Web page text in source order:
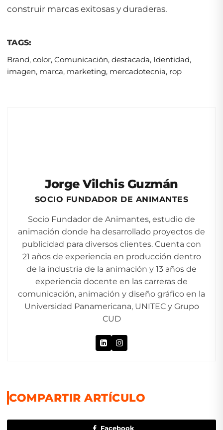
construir marcas exitosas y duraderas.
TAGS:
Brand, color, Comunicación, destacada, Identidad,
imagen, marca, marketing, mercadotecnia, rop
Jorge Vilchis Guzmán
SOCIO FUNDADOR DE ANIMANTES
Socio Fundador de Animantes, estudio de
animación donde ha desarrollado proyectos de
publicidad para diversos clientes. Cuenta con
21 años de experiencia en producción dentro
de la industria de la animación y 13 años de
experiencia docente en las carreras de
comunicación, animación y diseño gráfico en la
Universidad Panamericana, UNITEC y Grupo
CUD
COMPARTIR ARTÍCULO
Facebook